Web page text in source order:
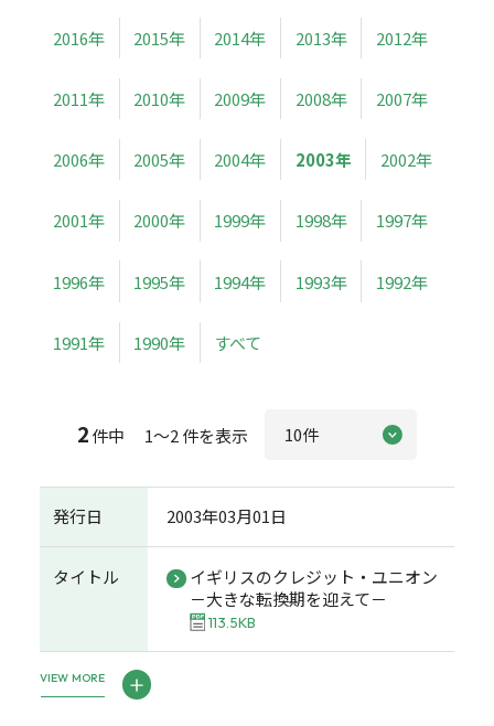
2016年 2015年 2014年 2013年 2012年
2011年 2010年 2009年 2008年 2007年
2006年 2005年 2004年 2003年 2002年
2001年 2000年 1999年 1998年 1997年
1996年 1995年 1994年 1993年 1992年
1991年 1990年 すべて
2件中 1～2 件を表示
発行日 2003年03月01日
タイトル
イギリスのクレジット・ユニオン
－大きな転換期を迎えて－
113.5KB
VIEW MORE